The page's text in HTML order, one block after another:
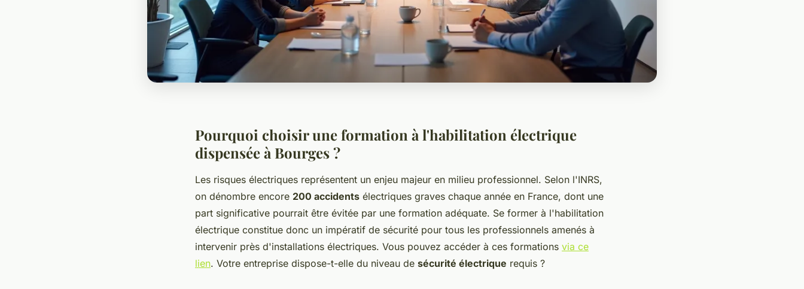
Pourquoi choisir une formation à l'habilitation électrique
dispensée à Bourges ?
Les risques électriques représentent un enjeu majeur en milieu professionnel. Selon l'INRS,
on dénombre encore 200 accidents électriques graves chaque année en France, dont une
part significative pourrait être évitée par une formation adéquate. Se former à l'habilitation
électrique constitue donc un impératif de sécurité pour tous les professionnels amenés à
intervenir près d'installations électriques. Vous pouvez accéder à ces formations via ce
lien. Votre entreprise dispose-t-elle du niveau de sécurité électrique requis ?